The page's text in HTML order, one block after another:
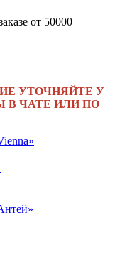
от 50000
УТОЧНЯЙТЕ У
В ЧАТЕ ИЛИ ПО